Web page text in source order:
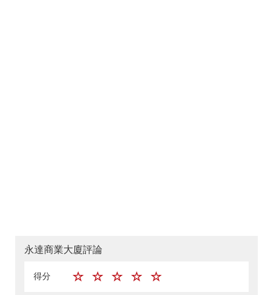
永達商業大廈評論
得分